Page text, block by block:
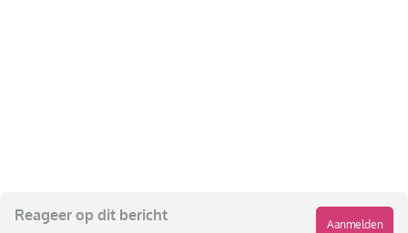
Reageer op dit bericht
Aanmelden